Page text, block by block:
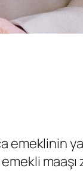
emeklinin